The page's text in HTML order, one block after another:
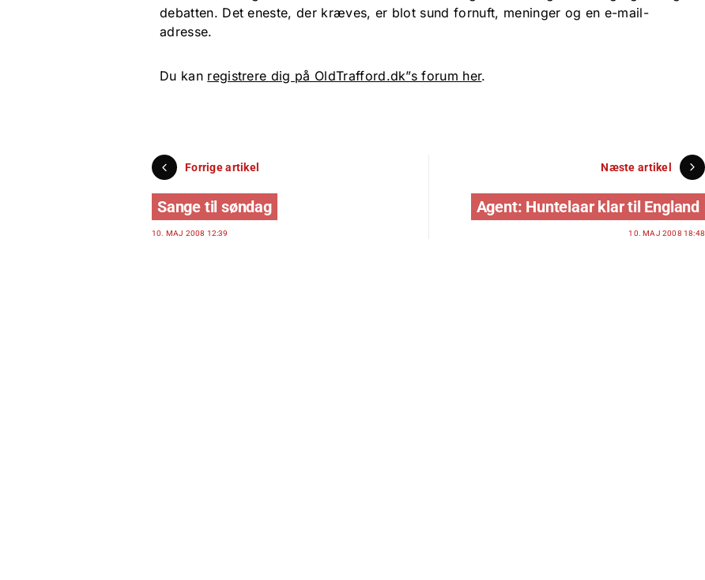
debatten. Det eneste, der kræves, er blot sund fornuft, meninger og en e-mail-
adresse.
Du kan registrere dig på OldTrafford.dk”s forum her.
Forrige artikel
Sange til søndag
10. MAJ 2008 12:39
Næste artikel
Agent: Huntelaar klar til England
10. MAJ 2008 18:48